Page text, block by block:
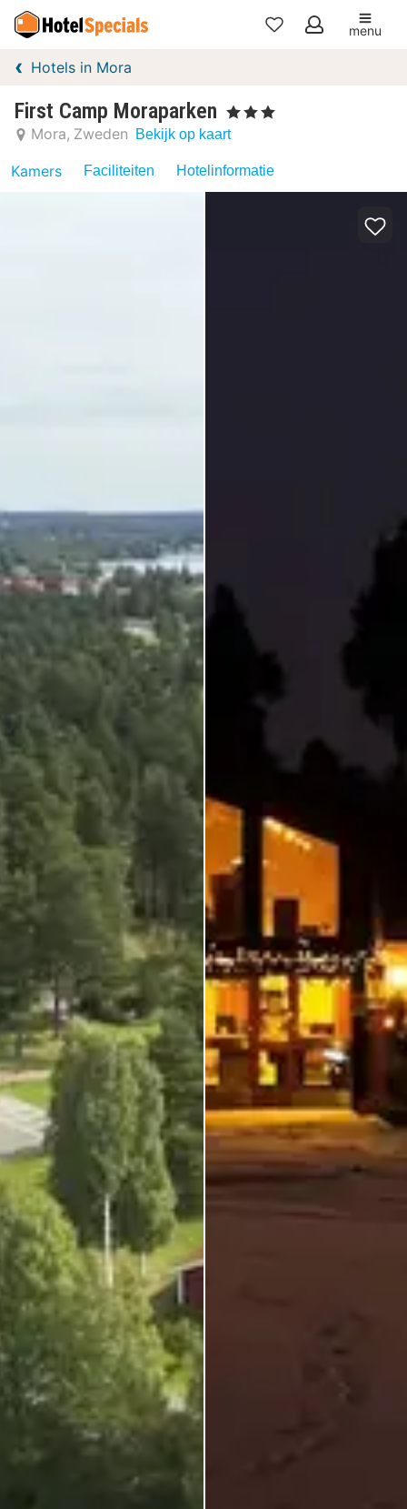
Mijn
menu
Hotels in Mora
First Camp Moraparken , 3 Sterren
Mora Zweden Bekijk op kaart
Kamers Faciliteiten Hotelinformatie